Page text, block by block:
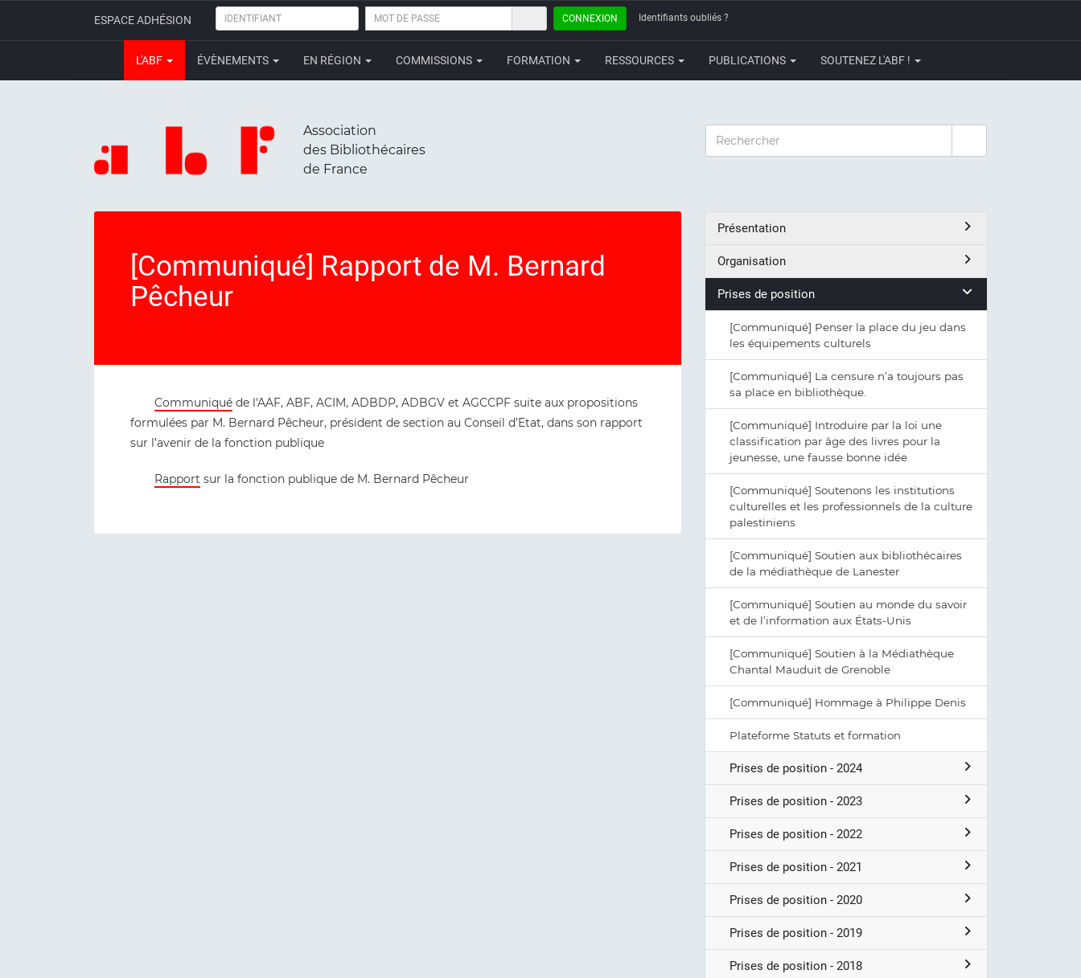
ESPACE ADHÉSION IDENTIFIANT
MOT
PASSE
CONNEXION Identifiants oubliés ?
L'ABF ÉVÈNEMENTS EN RÉGION COMMISSIONS FORMATION RESSOURCES PUBLICATIONS SOUTENEZ L'ABF !
Association
des Bibliothécaires
de France
RECHERCHER
[Communiqué] Rapport de M. Bernard
Pêcheur
Communiqué de l'AAF, ABF, ACIM, ADBDP, ADBGV et AGCCPF suite aux propositions
formulées par M. Bernard Pêcheur, président de section au Conseil d’Etat, dans son rapport
sur l’avenir de la fonction publique
Rapport sur la fonction publique de M. Bernard Pêcheur
Présentation
Organisation
Prises de position
[Communiqué] Penser la place du jeu dans
les équipements culturels
[Communiqué] La censure n’a toujours pas
sa place en bibliothèque.
[Communiqué] Introduire par la loi une
classification par âge des livres pour la
jeunesse, une fausse bonne idée
[Communiqué] Soutenons les institutions
culturelles et les professionnels de la culture
palestiniens
[Communiqué] Soutien aux bibliothécaires
de la médiathèque de Lanester
[Communiqué] Soutien au monde du savoir
et de l’information aux États-Unis
[Communiqué] Soutien à la Médiathèque
Chantal Mauduit de Grenoble
[Communiqué] Hommage à Philippe Denis
Plateforme Statuts et formation
Prises de position - 2024
Prises de position - 2023
Prises de position - 2022
Prises de position - 2021
Prises de position - 2020
Prises de position - 2019
Prises de position - 2018